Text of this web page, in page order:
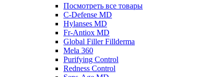
Посмотреть все товары
C-Defense MD
Hylanses MD
Fr‑Antiox MD
Global Filler Fillderma
Mela 360
Purifying Control
Redness Control